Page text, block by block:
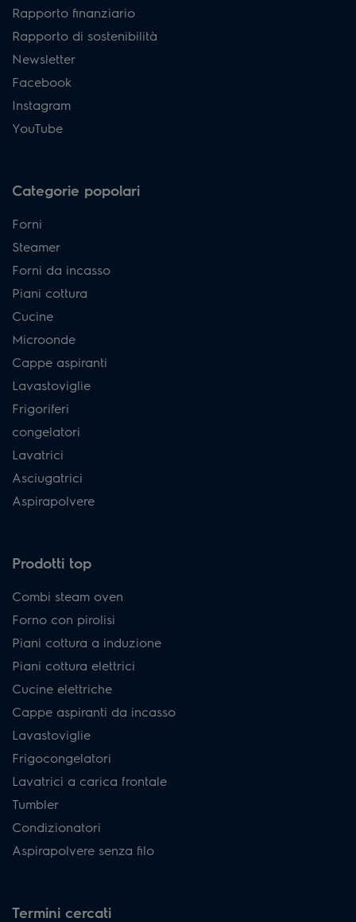
Rapporto finanziario
Rapporto di sostenibilità
Newsletter
Facebook
Instagram
YouTube
Categorie popolari
Forni
Steamer
Forni da incasso
Piani cottura
Cucine
Microonde
Cappe aspiranti
Lavastoviglie
Frigoriferi
congelatori
Lavatrici
Asciugatrici
Aspirapolvere
Prodotti top
Combi steam oven
Forno con pirolisi
Piani cottura a induzione
Piani cottura elettrici
Cucine elettriche
Cappe aspiranti da incasso
Lavastoviglie
Frigocongelatori
Lavatrici a carica frontale
Tumbler
Condizionatori
Aspirapolvere senza filo
Termini cercati